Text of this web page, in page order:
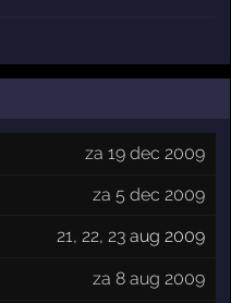
za 19 dec 2009
za 5 dec 2009
21,22,23 aug 2009
za 8 aug 2009